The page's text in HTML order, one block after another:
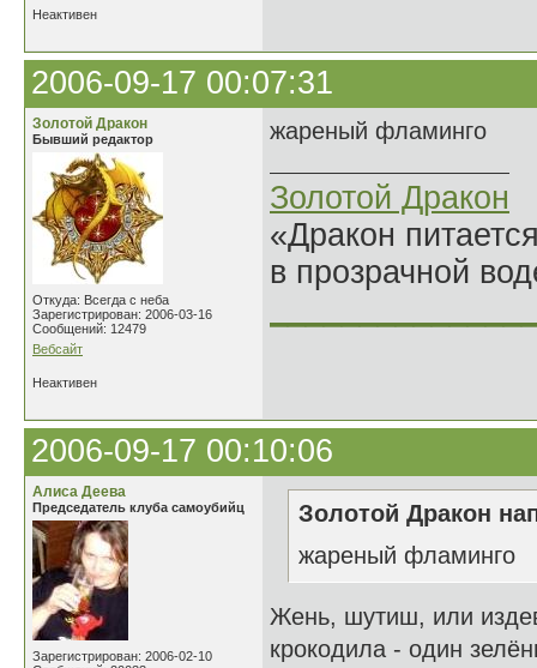
Неактивен
2006-09-17 00:07:31
Золотой Дракон
Бывший редактор
Откуда: Всегда с неба
Зарегистрирован: 2006-03-16
Сообщений: 12479
Вебсайт
жареный фламинго
Золотой Дракон
«Дракон
в прозрачной
Неактивен
2006-09-17 00:10:06
Алиса Деева
Председатель клуба самоубийц
Зарегистрирован: 2006-02-10
Золотой Дракон
жареный фламинго
Жень, шутиш, или
крокодила - один